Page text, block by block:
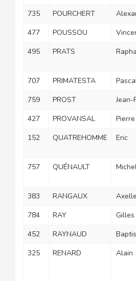
735 POURCHERT
477 POUSSOU
495 PRATS
707 PRIMATESTA
759 PROST Jean-
427 PROVANSAL Pierre
152 QUATREHOMME Eric
757 QUÉNAULT
383 RANGAUX Axelle
784 RAY Gilles
452 RAYNAUD
325 RENARD Alain